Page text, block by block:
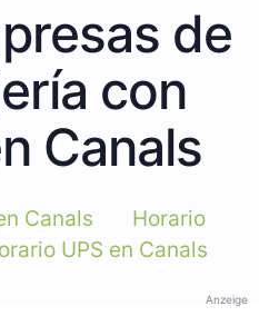
de
con
Canals
Canals
Horario
UPS en Canals
Anzeige